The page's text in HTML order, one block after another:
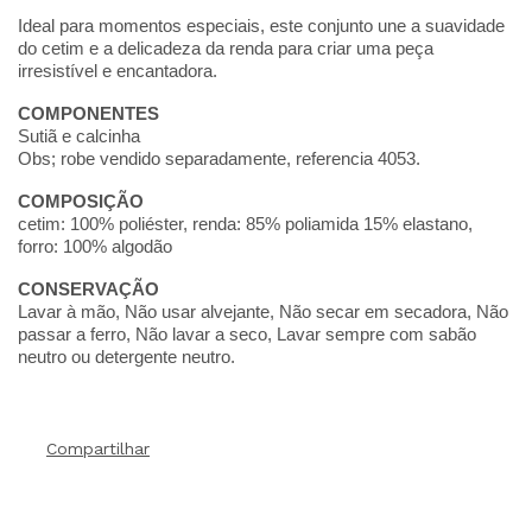
Ideal para momentos especiais, este conjunto une a suavidade
do cetim e a delicadeza da renda para criar uma peça
irresistível e encantadora.
COMPONENTES
Sutiã e calcinha
Obs; robe vendido separadamente, referencia 4053.
COMPOSIÇÃO
cetim: 100% poliéster, renda: 85% poliamida 15% elastano,
forro: 100% algodão
CONSERVAÇÃO
Lavar à mão, Não usar alvejante, Não secar em secadora, Não
passar a ferro, Não lavar a seco, Lavar sempre com sabão
neutro ou detergente neutro.
Compartilhar